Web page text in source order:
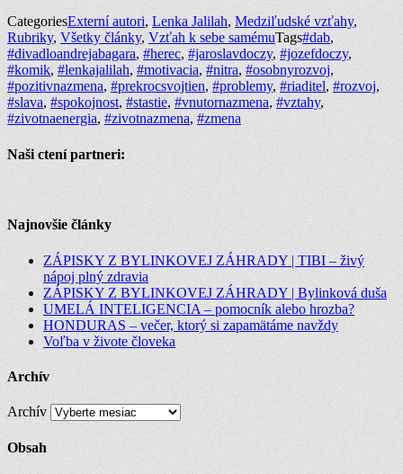
CategoriesExterní autori, Lenka Jalilah, Medziľudské vzťahy,
Rubriky, Všetky články, Vzťah k sebe samémuTags#dab,
#divadloandrejabagara, #herec, #jaroslavdoczy, #jozefdoczy,
#komik, #lenkajalilah, #motivacia, #nitra, #osobnyrozvoj,
#pozitivnazmena, #prekrocsvojtien, #problemy, #riaditel, #rozvoj,
#slava, #spokojnost, #stastie, #vnutornazmena, #vztahy,
#zivotnaenergia, #zivotnazmena, #zmena
Naši ctení partneri:
Najnovšie články
ZÁPISKY Z BYLINKOVEJ ZÁHRADY | TIBI – živý
nápoj plný zdravia
ZÁPISKY Z BYLINKOVEJ ZÁHRADY | Bylinková duša
UMELÁ INTELIGENCIA – pomocník alebo hrozba?
HONDURAS – večer, ktorý si zapamätáme navždy
Voľba v živote človeka
Archív
Archív
Obsah